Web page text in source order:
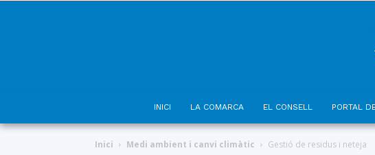
INICI LA COMARCA EL CONSELL PORTAL
Inici Medi ambient i canvi climàtic Gestió de residus i neteja